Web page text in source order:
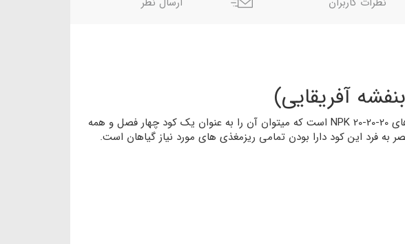
آفریقایی)
این محصول حاوی عناصر نیتروژن، فسفر و پتاسیم با نسبت های برابر 20 واحدی است که معروف یه کود های NPK 20-20-20 است که میتوان آن را به عنوان یک کود چهار فصل و همه
به فرد این کود دارا بودن تمامی ریزمغذی های مورد نیاز گیاهان است.